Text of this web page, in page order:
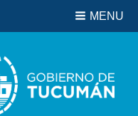
MENU